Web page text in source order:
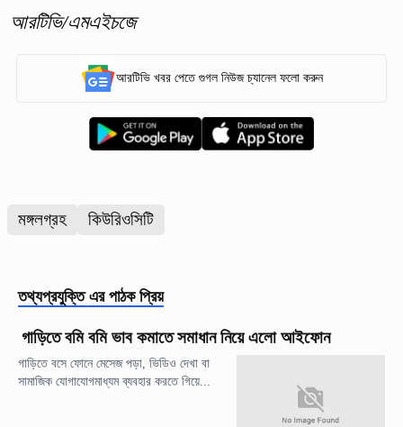
আরটিভি/এমএইচজে
আরটিভি খবর পেতে গুগল নিউজ চ্যানেল ফলো করুন
মঙ্গলগ্রহ কিউরিওসিটি
তথ্যপ্রযুক্তি এর পাঠক প্রিয়
গাড়িতে বমি বমি ভাব কমাতে সমাধান নিয়ে এলো আইফোন
গাড়িতে বসে ফোনে মেসেজ পড়া, ভিডিও দেখা বা
সামাজিক যোগাযোগমাধ্যম ব্যবহার করতে গিয়ে...